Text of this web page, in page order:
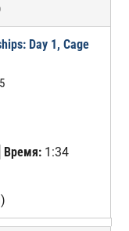
Day 1, Cage
Время:1:34